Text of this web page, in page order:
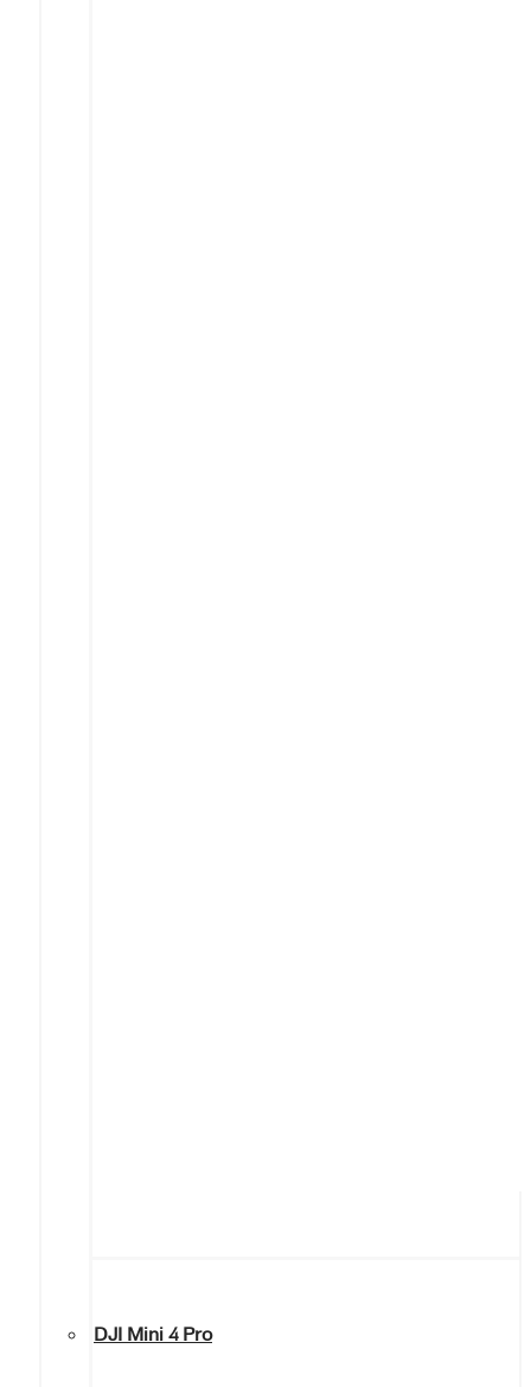
DJI Mini 4 Pro